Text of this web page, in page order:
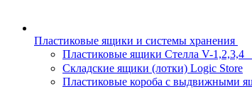
Пластиковые ящики и системы хранения
Пластиковые ящики Стелла V-1,2,3,4
Складские ящики (лотки) Logiс Store
Пластиковые короба с выдвижными